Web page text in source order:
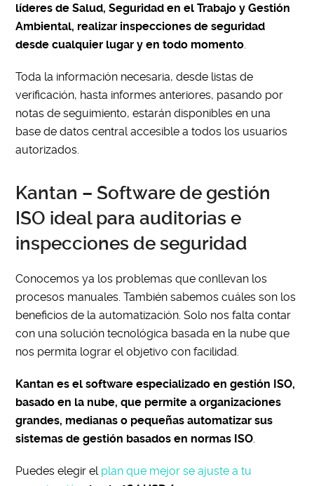
líderes de Salud, Seguridad en el Trabajo y Gestión
Ambiental, realizar inspecciones de seguridad
desde cualquier lugar y en todo momento
Toda la información necesaria, desde listas de
verificación, hasta informes anteriores, pasando por
notas de seguimiento, estarán disponibles en una
base de datos central accesible a todos los usuarios
autorizados.
Kantan – Software de gestión
ISO ideal para auditorias e
inspecciones de seguridad
Conocemos ya los problemas que conllevan los
procesos manuales. También sabemos cuáles son los
beneficios de la automatización. Solo nos falta contar
con una solución tecnológica basada en la nube que
nos permita lograr el objetivo con facilidad.
Kantan es el software especializado en gestión ISO,
basado en la nube, que permite a organizaciones
grandes, medianas o pequeñas automatizar sus
sistemas de gestión basados en normas ISO
Puedes elegir el plan que mejor se ajuste a tu